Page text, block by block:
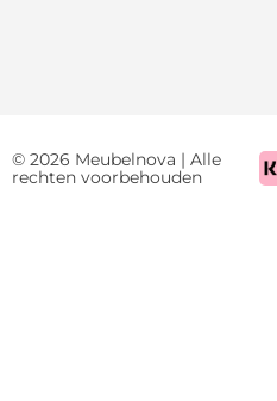
© 2026 Meubelnova | Alle
rechten voorbehouden